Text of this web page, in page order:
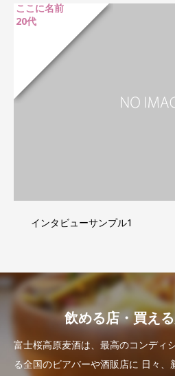
ここに名前
20代
インタビューサンプル1
飲める店・買え
富士桜高原麦酒は、最高のコンディ
る全国のビアバーや酒販店に 日々、